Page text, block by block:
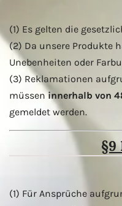
(1) Es gelten die
(2) Da unsere Produkte
Unebenheiten oder
(3) Reklamationen
müsseninnerhalb von
gemeldet werden.
§9
(1) Für Ansprüche